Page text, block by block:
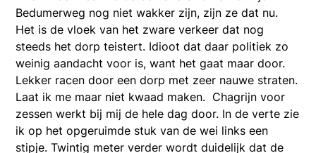
Bedumerweg nog niet wakker zijn, zijn ze dat nu.
Het is de vloek van het zware verkeer dat nog
steeds het dorp teistert. Idioot dat daar politiek zo
weinig aandacht voor is, want het gaat maar door.
Lekker racen door een dorp met zeer nauwe straten.
Laat ik me maar niet kwaad maken. Chagrijn voor
zessen werkt bij mij de hele dag door. In de verte zie
ik op het opgeruimde stuk van de wei links een
stipje. Twintig meter verder wordt duidelijk dat de